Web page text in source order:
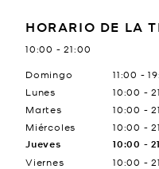
HORARIO DE LA
10:00 -21:00
Día de la semanaHorario
Lunes
10:00 -
Martes
10:00 -
Miércoles
10:00 -
Jueves 10:00 -
Viernes 10:00 -
Domingo 11:00 -